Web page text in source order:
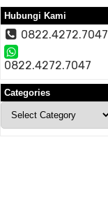
Hubungi Kami
0822.4272.7047
0822.4272.7047
Categories
Categories